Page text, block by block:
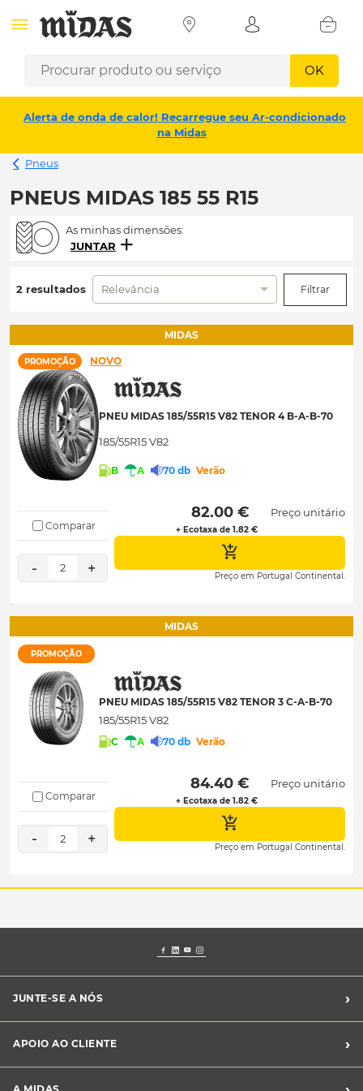
OK
Alerta de onda de calor! Recarregue seu Ar-condicionado
na Midas
Pneus
PNEUS MIDAS 185 55 R15
As minhas dimensões:
JUNTAR
2 resultados Relevância Filtrar
MIDAS
PROMOÇÃO NOVO
PNEU MIDAS 185/55R15 V82 TENOR 4 B-A-B-70
185/55R15 V82
B A 70 db Verão
Comparar
- 2 +
82.00 €
+ Ecotaxa de 1.82 €
Preço unitário
Preço em Portugal Continental.
MIDAS
PROMOÇÃO
PNEU MIDAS 185/55R15 V82 TENOR 3 C-A-B-70
185/55R15 V82
C A 70 db Verão
Comparar
- 2 +
84.40 €
+ Ecotaxa de 1.82 €
Preço unitário
Preço em Portugal Continental.
JUNTE-SE A NÓS ›
Franchising Midas
APOIO AO CLIENTE ›